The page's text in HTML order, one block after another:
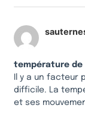
température
Il y a un facteur
difficile. La
et ses